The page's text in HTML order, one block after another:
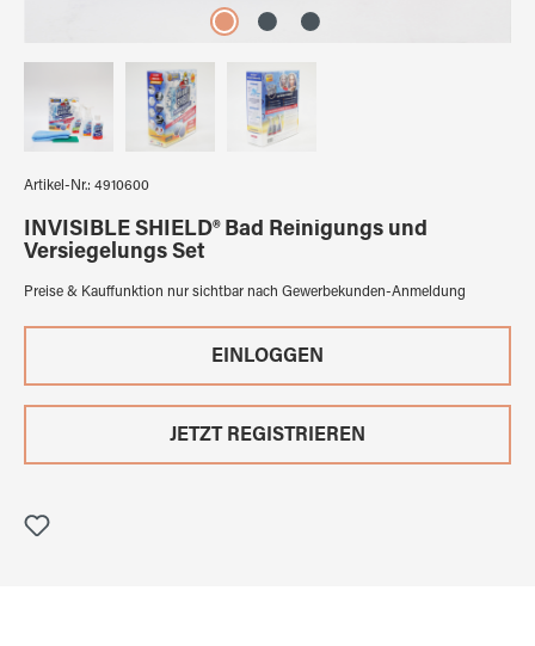
Artikel-Nr.: 4910600
INVISIBLE SHIELD® Bad Reinigungs und
Versiegelungs Set
Preise & Kauffunktion nur sichtbar nach Gewerbekunden-Anmeldung
EINLOGGEN
JETZT REGISTRIEREN